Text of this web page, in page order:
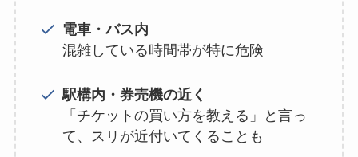
電車・バス内
混雑している時間帯が特に危険
駅構内・券売機の近く
「チケットの買い方を教える」と言っ
て、スリが近付いてくることも